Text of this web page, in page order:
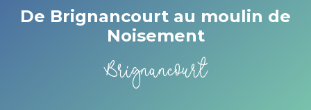
De Brignancourt au moulin de
Noisement
Brignancourt